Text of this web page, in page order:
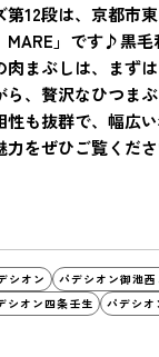
12段は、京都市
」です♪黒毛
肉まぶしは、まず
、贅沢なひつま
性も抜群で、幅広
力をぜひご覧くだ
シオン
パデシオン御池
シオン四条壬生 パデシオ